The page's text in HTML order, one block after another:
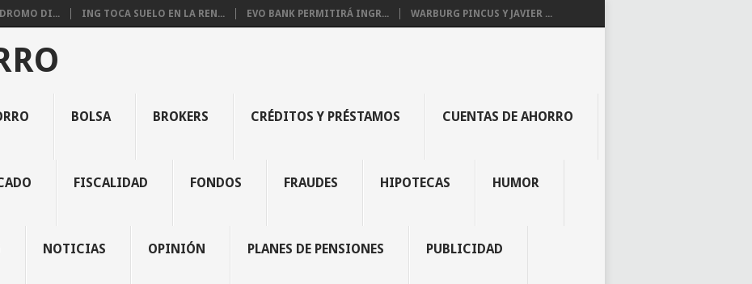
DI... ING TOCA SUELO EN LA REN... EVO BANK PERMITIRÁ INGR... WARBURG PINCUS Y JAVIER ...
BOLSA BROKERS CRÉDITOS Y PRÉSTAMOS CUENTAS DE AHORRO
FISCALIDAD FONDOS FRAUDES HIPOTECAS HUMOR
NOTICIAS OPINIÓN PLANES DE PENSIONES PUBLICIDAD